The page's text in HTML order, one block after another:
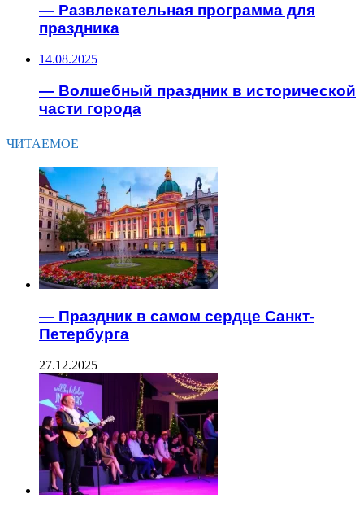
— Развлекательная программа для
праздника
14.08.2025
— Волшебный праздник в исторической
части города
ЧИТАЕМОЕ
— Праздник в самом сердце Санкт-
Петербурга
27.12.2025